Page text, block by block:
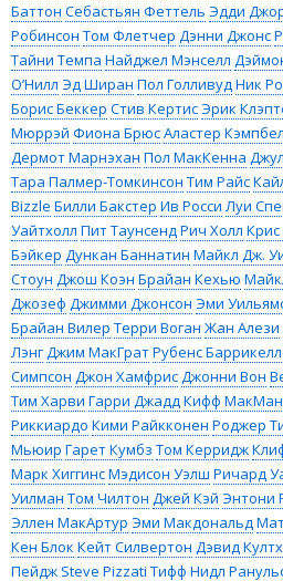
Баттон Себастьян Феттель Эдди
Робинсон Том Флетчер Дэнни Джонс
Тайни Темпа Найджел Мэнселл
О’Нилл Эд Ширан Пол ГолливудНик
Борис Беккер Стив КертисЭрик
Мюррэй Фиона БрюсАластер
Дермот Марнэхан Пол МакКенна
Тара Палмер-Томкинсон Тим Райс
Bizzle Билли Бакстер Ив Росси Луи
Уайтхолл Пит ТаунсендРич Холл
Бэйкер Дункан Баннатин Майкл Дж.
Стоун Джош Коэн Брайан Кехью
Джозеф Джимми Джонсон Эми
Брайан Вилер Терри Воган Жан Алези
ЛэнгДжим МакГратРубенс
Симпсон Джон ХамфрисДжонни Вон
Тим Харви Гарри ДжаддКифф
Риккиардо Кими Райкконен Роджер
Мьюир Гарет Кумбз Том Керридж
Марк ХиггинсМэдисон Уэлш Ричард
Уилман Том Чилтон Джей Кэй Энтони
Эллен МакАртур Эми Макдональд
Кен Блок Кейт Силвертон Дэвид
Пейдж Steve Pizzati Тифф Нидл